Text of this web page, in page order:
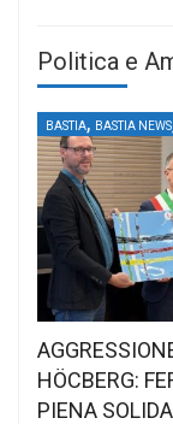
Politica e
BASTIA, BASTIA NEWS
HÖCBERG:
PIENA